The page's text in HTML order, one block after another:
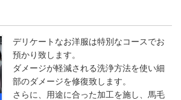
デリケートなお洋服は特別なコースでお
預かり致します。
ダメージが軽減される洗浄方法を使い細
部のダメージを修復致します。
さらに、用途に合った加工を施し、馬毛